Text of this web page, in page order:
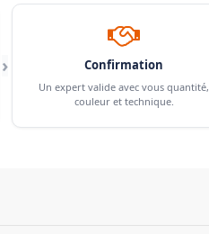
› Confirmation
Un expert valide avec vous quantité,
couleur et technique.